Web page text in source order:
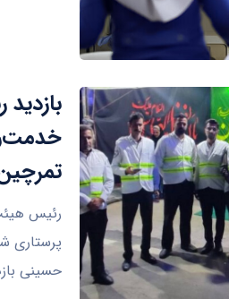
رئیس
پرستاری
حسینی